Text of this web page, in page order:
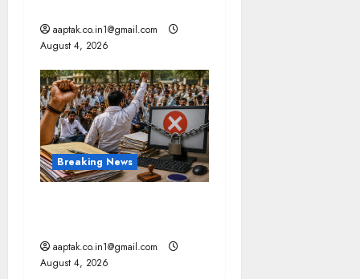
aaptak.co.in1@gmail.com
August 4, 2026
Breaking News
aaptak.co.in1@gmail.com
August 4, 2026